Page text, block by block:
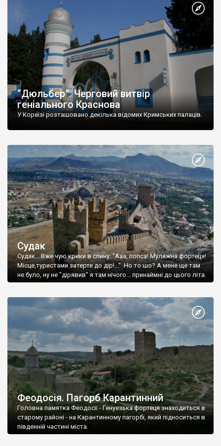
“Дюльбер”. Черговий витвір
геніального Краснова
У Кореїзі розташовано декілька відомих Кримських палаців.
Судак
Судак... Вже чую крики в спину: "Ааа, попса! Муляжна фортеця!
Місце,туристами затерте до дір!..." Но то шо? А мене ще там
не було, ну не "дірявив" я там нічого... принаймні до цього літа.
Феодосія. Пагорб Карантинний
Головна памятка Феодосії - Генуезька фортеця знаходиться в
старому районі - на Карантинному пагорбі, який підноситься в
південній частині міста.